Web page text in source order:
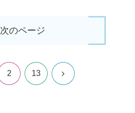
次のページ
2 13 次